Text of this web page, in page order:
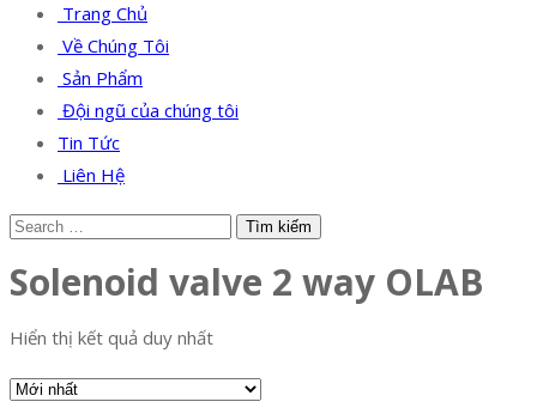
Trang Chủ
Về Chúng Tôi
Sản Phẩm
Đội ngũ của chúng tôi
Tin Tức
Liên Hệ
Solenoid valve 2 way OLAB
Hiển thị kết quả duy nhất